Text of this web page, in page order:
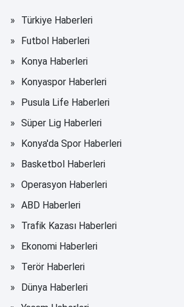
Türkiye Haberleri
Futbol Haberleri
Konya Haberleri
Konyaspor Haberleri
Pusula Life Haberleri
Süper Lig Haberleri
Konya'da Spor Haberleri
Basketbol Haberleri
Operasyon Haberleri
ABD Haberleri
Trafik Kazası Haberleri
Ekonomi Haberleri
Terör Haberleri
Dünya Haberleri